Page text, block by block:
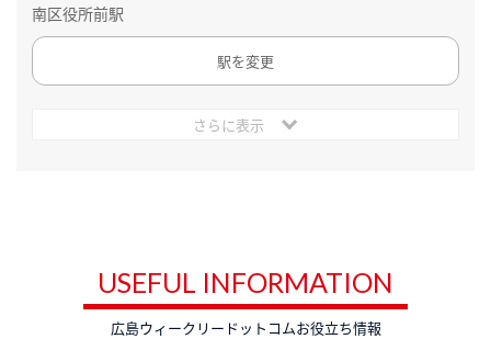
南区役所前駅
駅を変更
さらに表示
USEFUL INFORMATION
広島ウィークリードットコムお役立ち情報